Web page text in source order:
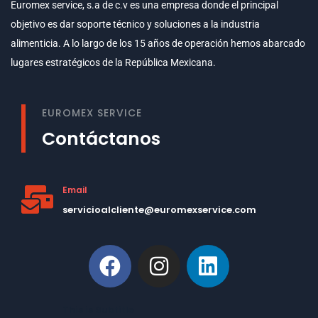
Euromex service, s.a de c.v es una empresa donde el principal
objetivo es dar soporte técnico y soluciones a la industria
alimenticia. A lo largo de los 15 años de operación hemos abarcado
lugares estratégicos de la República Mexicana.
EUROMEX SERVICE
Contáctanos
Email
servicioalcliente@euromexservice.com